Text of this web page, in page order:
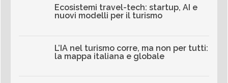
Ecosistemi travel-tech: startup, AI e
nuovi modelli per il turismo
L’IA nel turismo corre, ma non per tutti:
la mappa italiana e globale